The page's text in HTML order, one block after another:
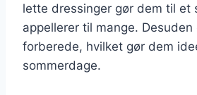
lette dressinger gør dem til et
appellerer til mange.
forberede, hvilket gør dem
sommerdage.